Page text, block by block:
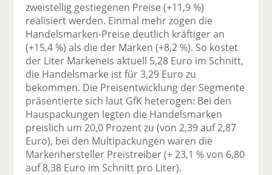
zweistellig gestiegenen Preise (+11,9 %)
realisiert werden. Einmal mehr zogen die
Handelsmarken-Preise deutlich kräftiger an
(+15,4 %) als die der Marken (+8,2 %). So kostet
der Liter Markeneis aktuell 5,28 Euro im Schnitt,
die Handelsmarke ist für 3,29 Euro zu
bekommen. Die Preisentwicklung der Segmente
präsentierte sich laut GfK heterogen: Bei den
Hauspackungen legten die Handelsmarken
preislich um 20,0 Prozent zu (von 2,39 auf 2,87
Euro), bei den Multipackungen waren die
Markenhersteller Preistreiber (+ 23,1 % von 6,80
auf 8,38 Euro im Schnitt pro Liter).